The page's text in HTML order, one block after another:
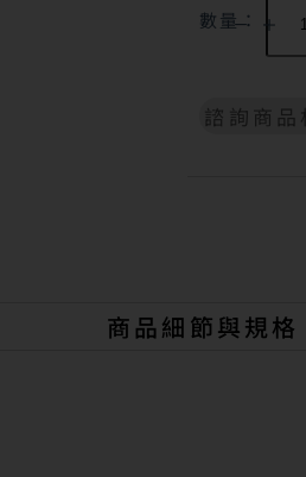
數量：
諮詢商品
i
v
商品細節與規格